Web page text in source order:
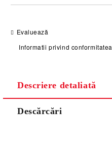
Evaluează
Informatii privind conformitatea
Descriere detaliată
Descărcări